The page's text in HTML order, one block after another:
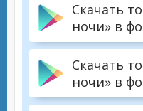
Скачать
ночи» в
Скачать
ночи» в